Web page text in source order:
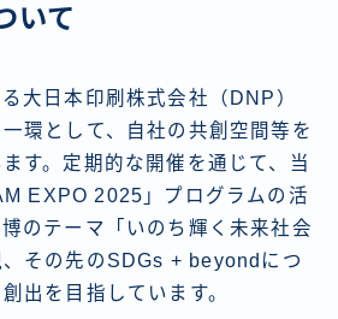
いて
大日本印刷株式会社（DNP）
環として、自社の共創空間等を
す。定期的な開催を通じて、当
EXPO 2025」プログラムの活
のテーマ「いのち輝く未来社会
その先のSDGs + beyondにつ
出を目指しています。